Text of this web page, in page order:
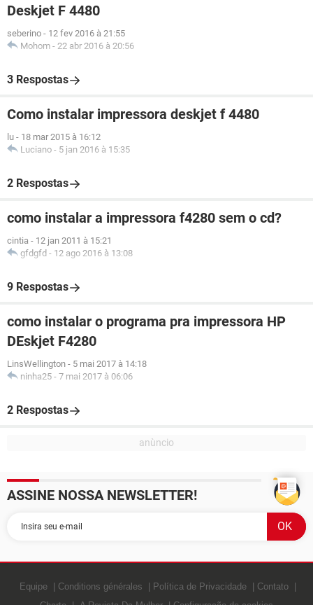
Deskjet F 4480
seberino - 12 fev 2016 à 21:55
Mohom - 22 abr 2016 à 20:56
3 Respostas
Como instalar impressora deskjet f 4480
lu - 18 mar 2015 à 16:12
Luciano - 5 jan 2016 à 15:35
2 Respostas
como instalar a impressora f4280 sem o cd?
cintia - 12 jan 2011 à 15:21
gfdgfd - 12 ago 2016 à 13:08
9 Respostas
como instalar o programa pra impressora HP
DEskjet F4280
LinsWellington - 5 mai 2017 à 14:18
ninha25 - 7 mai 2017 à 06:06
2 Respostas
ASSINE NOSSA NEWSLETTER!
Equipe Conditions générales Política de Privacidade
Contato